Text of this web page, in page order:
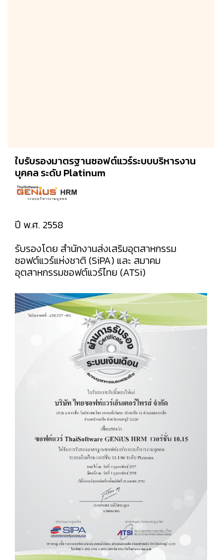
ใบรับรองมาตรฐานซอฟต์แวร์ระบบบริหารงาน
บุคคล ระดับ Platinum
ปี พ.ศ. 2558
รับรองโดย สำนักงานส่งเสริมอุตสาหกรรม
ซอฟต์แวร์แห่งชาติ (SiPA) และ สมาคม
อุตสาหกรรมซอฟต์แวร์ไทย (ATSi)